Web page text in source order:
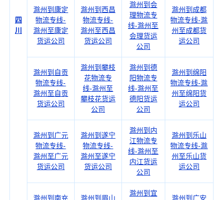
四
川
滁州到康定
物流专线-
滁州至康定
货运公司
滁州到西昌
物流专线-
滁州至西昌
货运公司
滁州到会
理物流专
线-滁州至
会理货运
公司
滁州到成都
物流专线-滁
州至成都货
运公司
滁州到自贡
物流专线-
滁州至自贡
货运公司
滁州到攀枝
花物流专
线-滁州至
攀枝花货运
公司
滁州到德
阳物流专
线-滁州至
德阳货运
公司
滁州到绵阳
物流专线-滁
州至绵阳货
运公司
滁州到广元
物流专线-
滁州至广元
货运公司
滁州到遂宁
物流专线-
滁州至遂宁
货运公司
滁州到内
江物流专
线-滁州至
内江货运
公司
滁州到乐山
物流专线-滁
州至乐山货
运公司
滁州到南充
滁州到眉山
滁州到宜
滁州到广安